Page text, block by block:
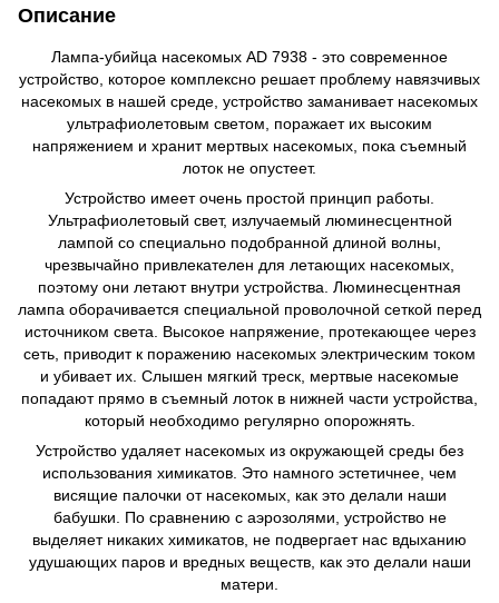
Описание
Лампа-убийца насекомых AD 7938 - это современное
устройство, которое комплексно решает проблему навязчивых
насекомых в нашей среде, устройство заманивает насекомых
ультрафиолетовым светом, поражает их высоким
напряжением и хранит мертвых насекомых, пока съемный
лоток не опустеет.
Устройство имеет очень простой принцип работы.
Ультрафиолетовый свет, излучаемый люминесцентной
лампой со специально подобранной длиной волны,
чрезвычайно привлекателен для летающих насекомых,
поэтому они летают внутри устройства. Люминесцентная
лампа оборачивается специальной проволочной сеткой перед
источником света. Высокое напряжение, протекающее через
сеть, приводит к поражению насекомых электрическим током
и убивает их. Слышен мягкий треск, мертвые насекомые
попадают прямо в съемный лоток в нижней части устройства,
который необходимо регулярно опорожнять.
Устройство удаляет насекомых из окружающей среды без
использования химикатов. Это намного эстетичнее, чем
висящие палочки от насекомых, как это делали наши
бабушки. По сравнению с аэрозолями, устройство не
выделяет никаких химикатов, не подвергает нас вдыханию
удушающих паров и вредных веществ, как это делали наши
матери.